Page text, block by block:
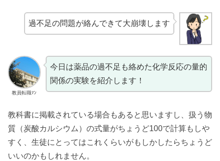
過不足の問題が絡んできて大崩壊します
教員転職ﾏﾝ
今日は薬品の過不足も絡めた化学反応の量的
関係の実験を紹介します！
教科書に掲載されている場合もあると思いますし、扱う物
質（炭酸カルシウム）の式量がちょうど100で計算もしや
すく、生徒にとってはこれくらいがもしかしたらちょうど
いいのかもしれません。